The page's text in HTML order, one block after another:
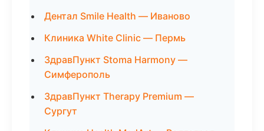
Дентал Smile Health — Иваново
Клиника White Clinic — Пермь
ЗдравПункт Stoma Harmony —
Симферополь
ЗдравПункт Therapy Premium —
Сургут